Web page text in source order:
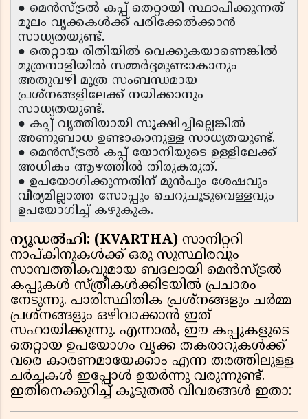
● മെൻസ്ട്രൽ കപ്പ് തെറ്റായി സ്ഥാപിക്കുന്നത്
മൂലം വൃക്കകൾക്ക് പരിക്കേൽക്കാൻ
സാധ്യതയുണ്ട്.
● തെറ്റായ രീതിയിൽ വെക്കുകയാണെങ്കിൽ
മൂത്രനാളിയിൽ സമ്മർദ്ദമുണ്ടാകാനും
അതുവഴി മൂത്ര സംബന്ധമായ
പ്രശ്നങ്ങളിലേക്ക് നയിക്കാനും
സാധ്യതയുണ്ട്.
● കപ്പ് വൃത്തിയായി സൂക്ഷിച്ചില്ലെങ്കിൽ
അണുബാധ ഉണ്ടാകാനുള്ള സാധ്യതയുണ്ട്.
● മെൻസ്ട്രൽ കപ്പ് യോനിയുടെ ഉള്ളിലേക്ക്
അധികം ആഴത്തിൽ തിരുകരുത്.
● ഉപയോഗിക്കുന്നതിന് മുൻപും ശേഷവും
വീര്യമില്ലാത്ത സോപ്പും ചെറുചൂടുവെള്ളവും
ഉപയോഗിച്ച് കഴുകുക.
ന്യൂഡൽഹി: (KVARTHA) സാനിറ്ററി
നാപ്കിനുകൾക്ക് ഒരു സുസ്ഥിരവും
സാമ്പത്തികവുമായ ബദലായി മെൻസ്ട്രൽ
കപ്പുകൾ സ്ത്രീകൾക്കിടയിൽ പ്രചാരം
നേടുന്നു. പാരിസ്ഥിതിക പ്രശ്നങ്ങളും ചർമ്മ
പ്രശ്നങ്ങളും ഒഴിവാക്കാൻ ഇത്
സഹായിക്കുന്നു. എന്നാൽ, ഈ കപ്പുകളുടെ
തെറ്റായ ഉപയോഗം വൃക്ക തകരാറുകൾക്ക്
വരെ കാരണമായേക്കാം എന്ന തരത്തിലുള്ള
ചർച്ചകൾ ഇപ്പോൾ ഉയർന്നു വരുന്നുണ്ട്.
ഇതിനെക്കുറിച്ച് കൂടുതൽ വിവരങ്ങൾ ഇതാ: